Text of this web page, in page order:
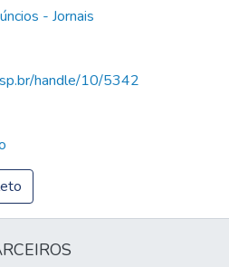
- Jornais
handle/10/5342